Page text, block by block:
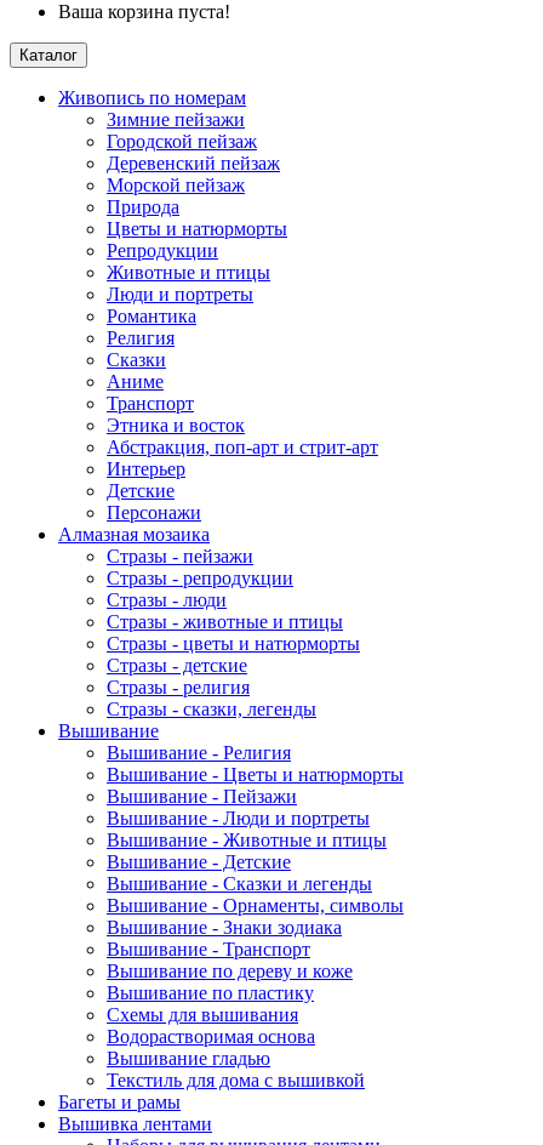
Ваша корзина пуста!
Каталог
Живопись по номерам
Зимние пейзажи
Городской пейзаж
Деревенский пейзаж
Морской пейзаж
Природа
Цветы и натюрморты
Репродукции
Животные и птицы
Люди и портреты
Романтика
Религия
Сказки
Аниме
Транспорт
Этника и восток
Абстракция, поп-арт и стрит-арт
Интерьер
Детские
Персонажи
Алмазная мозаика
Стразы - пейзажи
Стразы - репродукции
Стразы - люди
Стразы - животные и птицы
Стразы - цветы и натюрморты
Стразы - детские
Стразы - религия
Стразы - сказки, легенды
Вышивание
Вышивание - Религия
Вышивание - Цветы и натюрморты
Вышивание - Пейзажи
Вышивание - Люди и портреты
Вышивание - Животные и птицы
Вышивание - Детские
Вышивание - Сказки и легенды
Вышивание - Орнаменты, символы
Вышивание - Знаки зодиака
Вышивание - Транспорт
Вышивание по дереву и коже
Вышивание по пластику
Схемы для вышивания
Водорастворимая основа
Вышивание гладью
Текстиль для дома с вышивкой
Багеты и рамы
Вышивка лентами